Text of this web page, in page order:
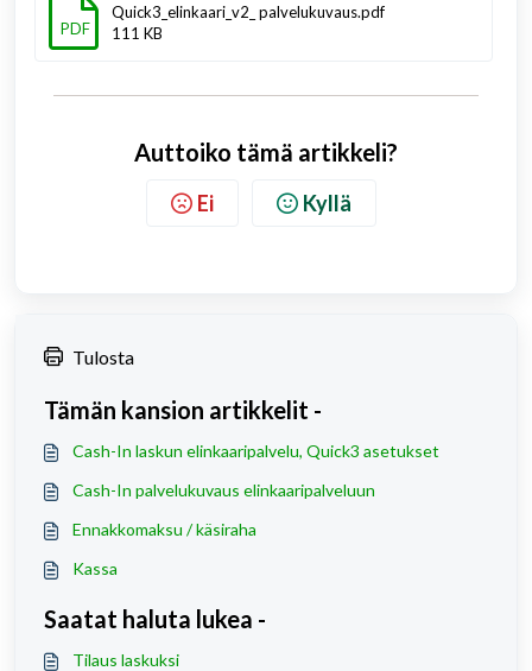
PDF
Quick3_elinkaari_v2_ palvelukuvaus.pdf
111 KB
Auttoiko tämä artikkeli?
Ei Kyllä
Tulosta
Tämän kansion artikkelit -
Cash-In laskun elinkaaripalvelu, Quick3 asetukset
Cash-In palvelukuvaus elinkaaripalveluun
Ennakkomaksu / käsiraha
Kassa
Saatat haluta lukea -
Tilaus laskuksi